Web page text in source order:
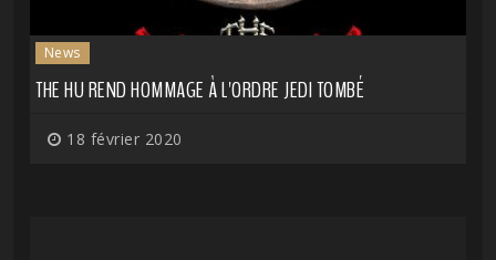
News
THE HU REND HOMMAGE À L'ORDRE JEDI TOMBÉ
18 février 2020